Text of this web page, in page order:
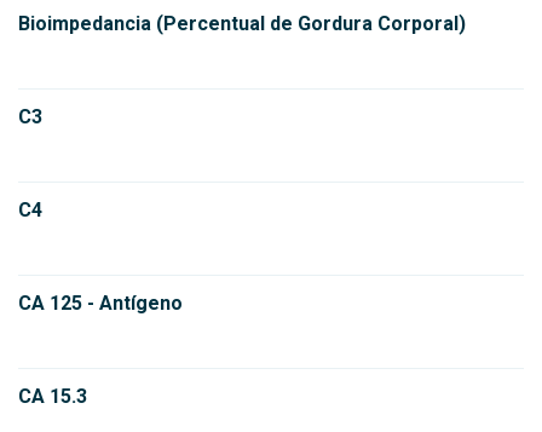
Bioimpedancia (Percentual de Gordura Corporal)
C3
C4
CA 125 - Antígeno
CA 15.3